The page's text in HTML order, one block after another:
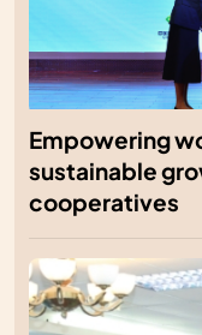
Empowering
sustainable
cooperatives